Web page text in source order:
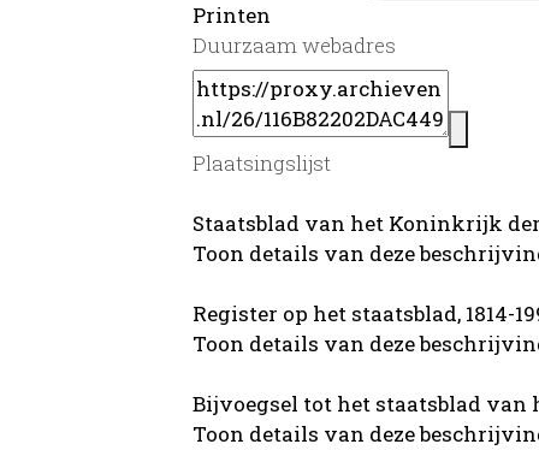
Printen
Duurzaam webadres
Plaatsingslijst
Staatsblad van het Koninkrijk der
Toon details van deze
Register op het staatsblad, 1814-
Toon details van deze
Bijvoegsel tot het staatsblad van
Toon details van deze